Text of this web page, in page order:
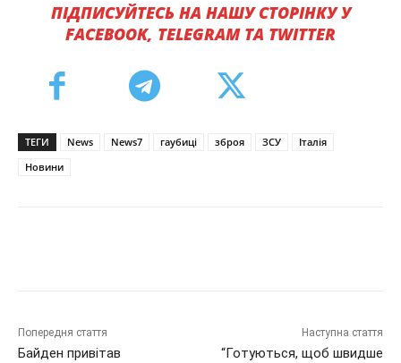
ПІДПИСУЙТЕСЬ НА НАШУ СТОРІНКУ У
FACEBOOK, TELEGRAM ТА TWITTER
ТЕГИ News News7 гаубиці зброя ЗСУ
Італія
Новини
Попередня стаття
Байден привітав
Наступна стаття
“Готуються, щоб швидше